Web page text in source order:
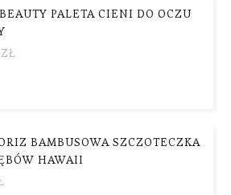
PALETA CIENI DO OCZU
ZŁ
BAMBUSOWA SZCZOTECZKA
HAWAII